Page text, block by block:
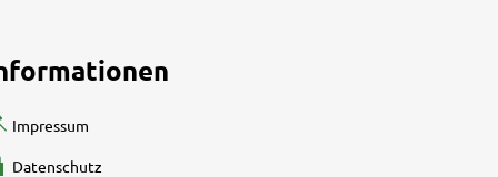
Impressum
Datenschutz